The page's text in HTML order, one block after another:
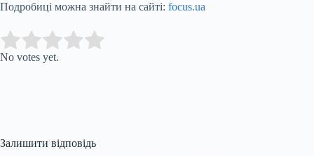
Подробиці можна знайти на сайті: focus.ua
Rate this item:
No votes yet.
Залишити відповідь